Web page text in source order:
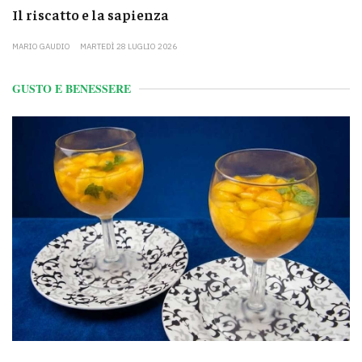
Il riscatto e la sapienza
MARIO GAUDIO MARTEDÌ 28 LUGLIO 2026
GUSTO E BENESSERE